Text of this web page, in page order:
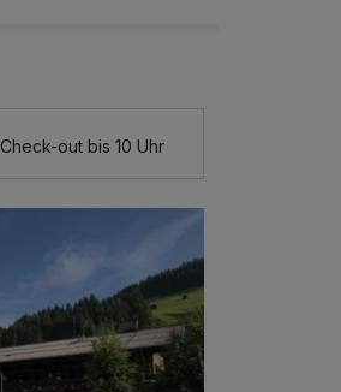
Check-out bis 10 Uhr